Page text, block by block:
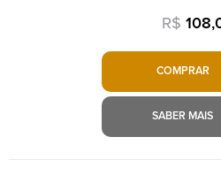
R$
COMPRAR
SABER MAIS